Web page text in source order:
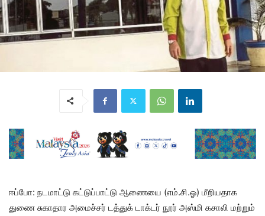
ஈப்போ: நடமாட்டு கட்டுப்பாட்டு ஆணையை (எம்.சி.ஓ) மீறியதாக
துணை சுகாதார அமைச்சர் டத்துக் டாக்டர் நூர் அஸ்மி கசாலி மற்றும்